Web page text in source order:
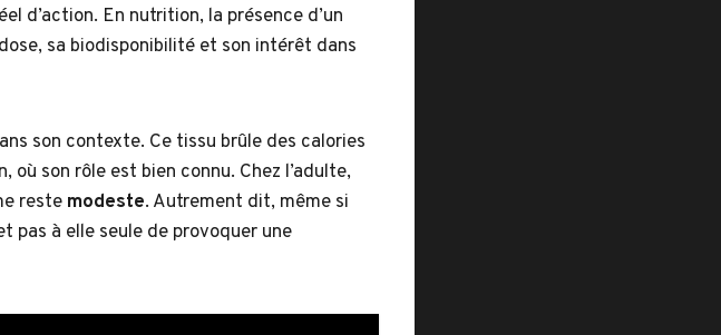
d’action. En nutrition, la présence d’un
sa biodisponibilité et son intérêt dans
son contexte. Ce tissu brûle des calories
son rôle est bien connu. Chez l’adulte,
reste modeste. Autrement dit, même si
pas à elle seule de provoquer une